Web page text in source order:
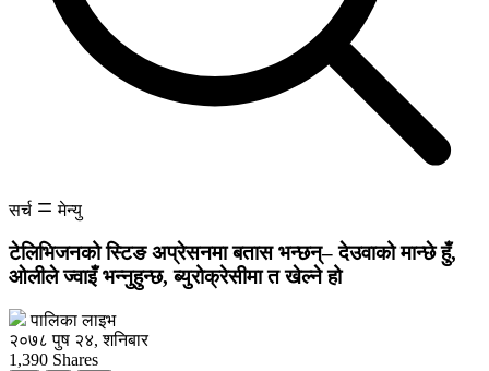
सर्च मेन्यु
टेलिभिजनको स्टिङ अप्रेसनमा बतास भन्छन्– देउवाको मान्छे हुँ,
ओलीले ज्वाइँ भन्नुहुन्छ, ब्युरोक्रेसीमा त खेल्ने हो
पालिका लाइभ
२०७८ पुष २४, शनिबार
1,390 Shares